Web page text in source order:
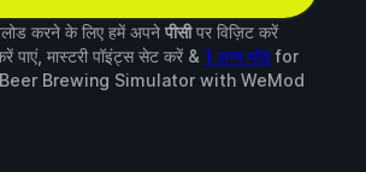
करने के लिए हमें अपने पीसीपर विज़िट करें
पाएं, मास्टरी पॉइंट्स सेट करें & 1 अन्य मॉडfor
Brewing Simulator with WeMod